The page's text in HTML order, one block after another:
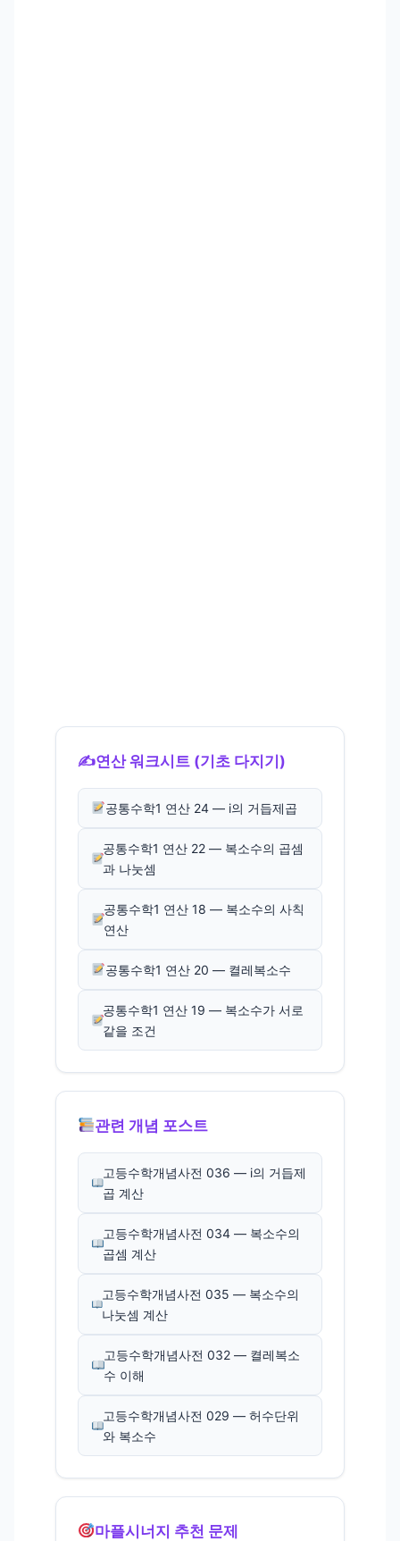
✍️연산 워크시트 (기초 다지기)
공통수학1 연산 24 — i의 거듭제곱
공통수학1 연산 22 — 복소수의 곱셈
과 나눗셈
공통수학1 연산 18 — 복소수의 사칙
연산
공통수학1 연산 20 — 켤레복소수
공통수학1 연산 19 — 복소수가 서로
같을 조건
관련 개념 포스트
고등수학개념사전 036 — i의 거듭제
곱 계산
고등수학개념사전 034 — 복소수의
곱셈 계산
고등수학개념사전 035 — 복소수의
나눗셈 계산
고등수학개념사전 032 — 켤레복소
수 이해
고등수학개념사전 029 — 허수단위
와 복소수
마플시너지 추천 문제